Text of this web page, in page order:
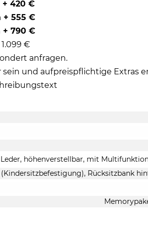
+ 420 €
+ 555 €
+ 790 €
€
anfragen.
sein und aufpreispflichtige Extras
höhenverstellbar, mit
Rücksitzbank